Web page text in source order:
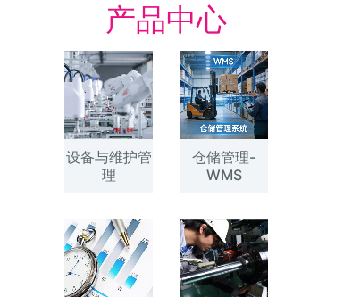
产品中心
设备与维护管
理
仓储管理-
WMS